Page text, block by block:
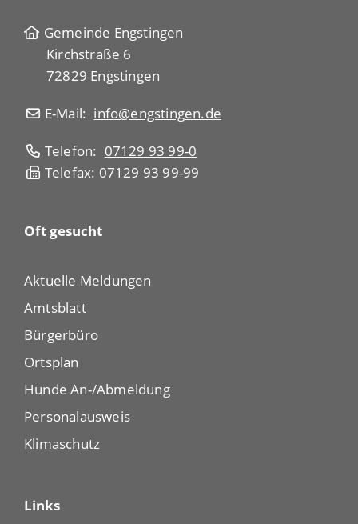
Gemeinde Engstingen
Kirchstraße 6
72829 Engstingen
E-Mail: info@engstingen.de
Telefon: 07129 93 99-0
Telefax: 07129 93 99-99
Oft gesucht
Aktuelle Meldungen
Amtsblatt
Bürgerbüro
Ortsplan
Hunde An-/Abmeldung
Personalausweis
Klimaschutz
Links